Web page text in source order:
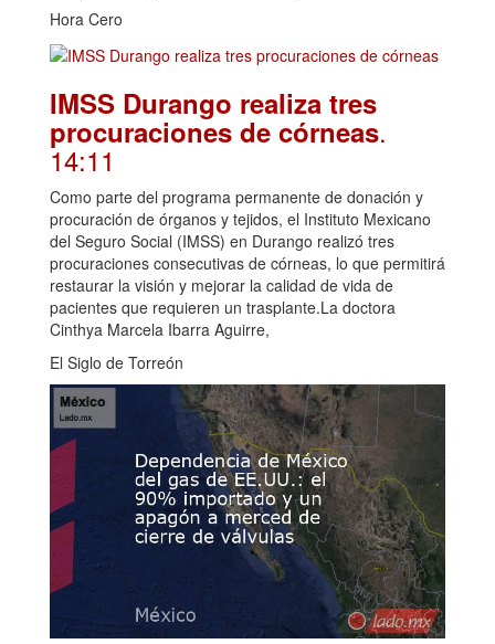
Hora Cero
IMSS Durango realiza tres
procuraciones de córneas.
14:11
Como parte del programa permanente de donación y
procuración de órganos y tejidos, el Instituto Mexicano
del Seguro Social (IMSS) en Durango realizó tres
procuraciones consecutivas de córneas, lo que permitirá
restaurar la visión y mejorar la calidad de vida de
pacientes que requieren un trasplante.La doctora
Cinthya Marcela Ibarra Aguirre,
El Siglo de Torreón